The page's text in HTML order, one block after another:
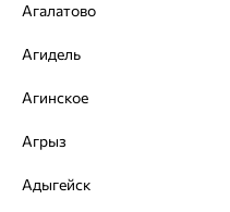
Агалатово
Агидель
Агинское
Агрыз
Адыгейск